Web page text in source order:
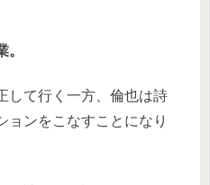
して行く一方、倫也は詩
ョンをこなすことになり